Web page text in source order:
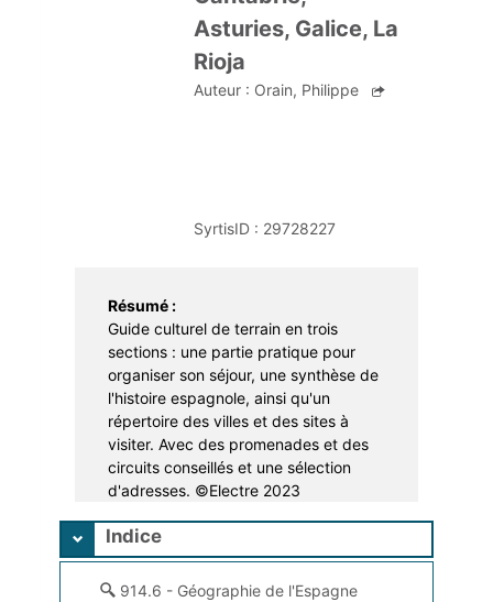
Prêt d'instruments de musique
Asturies, Galice, La
Rioja
Auteur : Orain, Philippe
SyrtisID : 29728227
Résumé :
Guide culturel de terrain en trois
sections : une partie pratique pour
organiser son séjour, une synthèse de
l'histoire espagnole, ainsi qu'un
répertoire des villes et des sites à
visiter. Avec des promenades et des
circuits conseillés et une sélection
d'adresses. ©Electre 2023
Indice
914.6 - Géographie de l'Espagne